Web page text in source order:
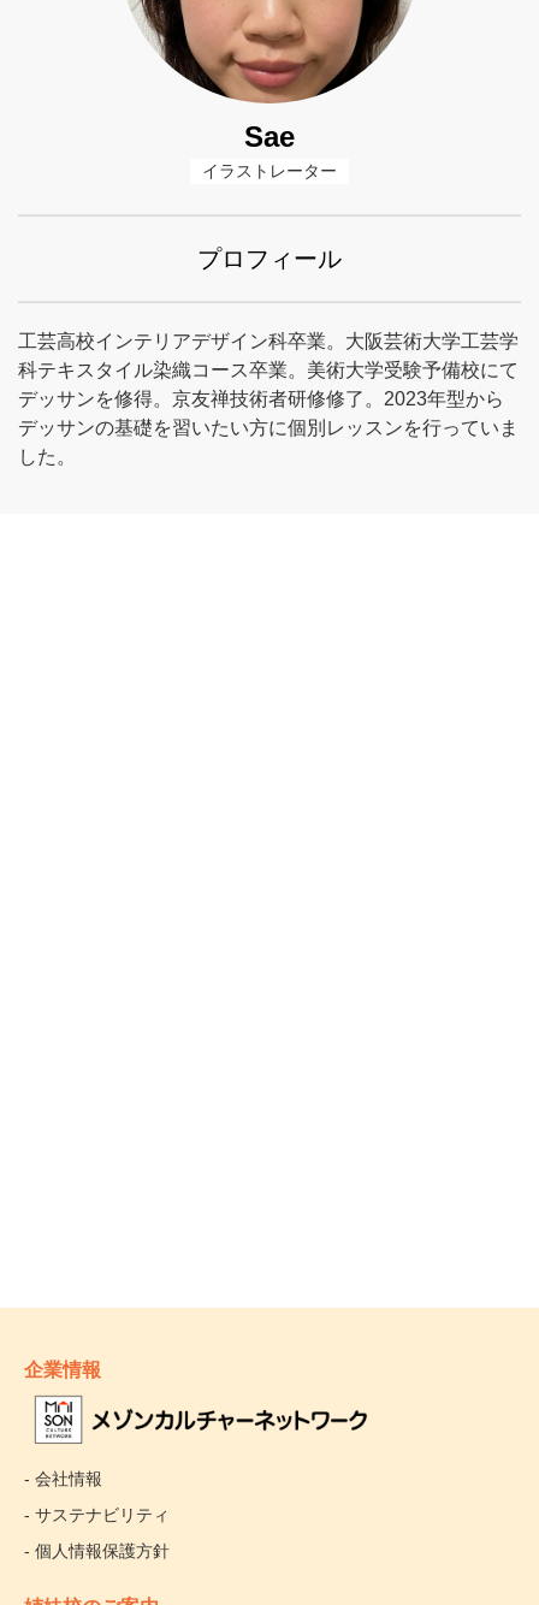
Sae
イラストレーター
プロフィール
工芸高校インテリアデザイン科卒業。大阪芸術大学工芸学
科テキスタイル染織コース卒業。美術大学受験予備校にて
デッサンを修得。京友禅技術者研修修了。2023年型から
デッサンの基礎を習いたい方に個別レッスンを行っていま
した。
企業情報
- 会社情報
- サステナビリティ
- 個人情報保護方針